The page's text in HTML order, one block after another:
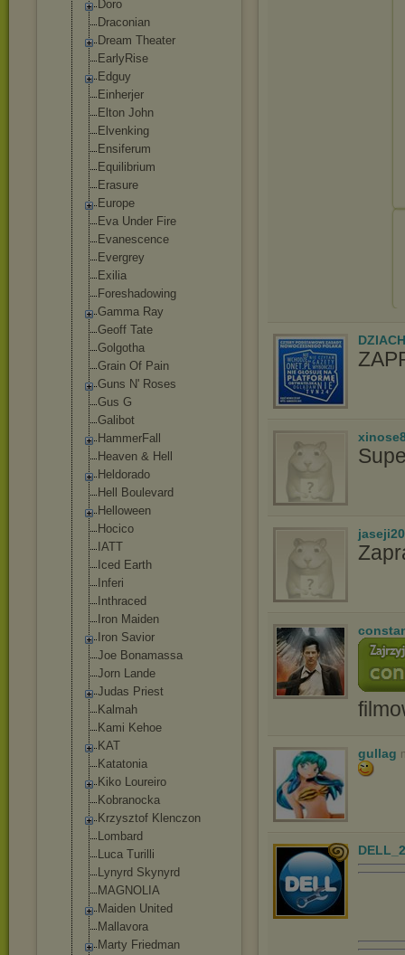
Doro
Draconian
Dream Theater
EarlyRise
Edguy
Einherjer
Elton John
Elvenking
Ensiferum
Equilibrium
Erasure
Europe
Eva Under Fire
Evanescence
Evergrey
Exilia
Foreshadowing
Gamma Ray
Geoff Tate
Golgotha
Grain Of Pain
Guns N' Roses
Gus G
Gаlibоt
HammerFall
Heaven & Hell
Heldorado
Hell Boulevard
Helloween
Hocico
IATT
Iced Earth
Inferi
Inthraced
Iron Maiden
Iron Savior
Joe Bonamassa
Jorn Lande
Judas Priest
Kalmah
Kami Kehoe
KAT
Katatonia
Kiko Loureiro
Kobranocka
Krzysztof Klenczon
Lombard
Luca Turilli
Lynyrd Skynyrd
MAGNOLIA
Maiden United
Mallavora
Marty Friedman
gullag